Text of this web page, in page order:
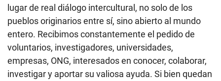
lugar de real diálogo intercultural, no solo de los
pueblos originarios entre sí, sino abierto al mundo
entero. Recibimos constantemente el pedido de
voluntarios, investigadores, universidades,
empresas, ONG, interesados en conocer, colaborar,
investigar y aportar su valiosa ayuda. Si bien quedan